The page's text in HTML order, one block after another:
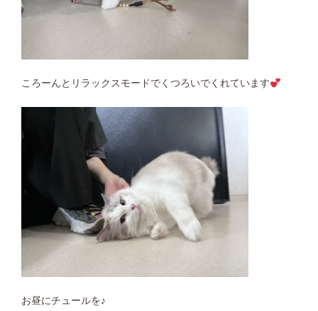
ころーんとリラックスモードでくつろいでくれています
お昼にチュールを♪